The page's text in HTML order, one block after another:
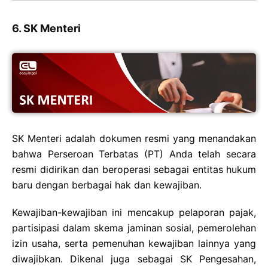
6. SK Menteri
SK Menteri adalah dokumen resmi yang menandakan
bahwa Perseroan Terbatas (PT) Anda telah secara
resmi didirikan dan beroperasi sebagai entitas hukum
baru dengan berbagai hak dan kewajiban.
Kewajiban-kewajiban ini mencakup pelaporan pajak,
partisipasi dalam skema jaminan sosial, pemerolehan
izin usaha, serta pemenuhan kewajiban lainnya yang
diwajibkan. Dikenal juga sebagai SK Pengesahan,